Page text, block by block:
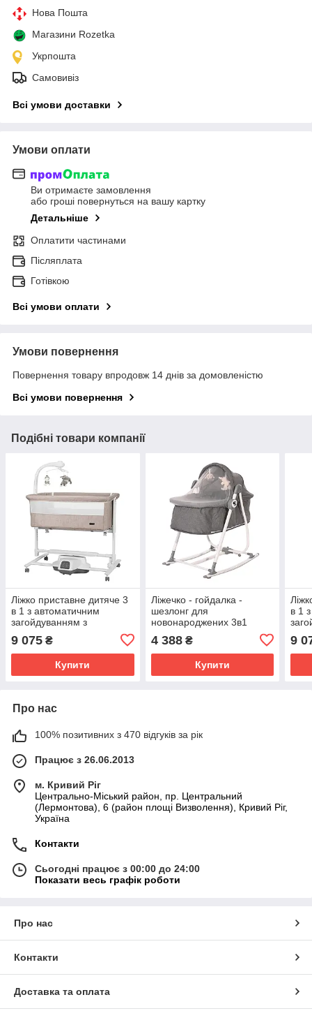
Нова Пошта
Магазини Rozetka
Укрпошта
Самовивіз
Всі умови доставки
Умови оплати
Ви отримаєте замовлення
або гроші повернуться на вашу картку
Детальніше
Оплатити частинами
Післяплата
Готівкою
Всі умови оплати
Умови повернення
Повернення товару впродовж 14 днів за домовленістю
Всі умови повернення
Подібні товари компанії
Ліжко приставне дитяче 3
в 1 з автоматичним
загойдуванням з
пректором Bloom Cream
Beige Carrello бежевий
9 075 ₴
Купити
Ліжечко - гойдалка -
шезлонг для
новонароджених 3в1
Alicante Grey з іграшками
Lorelli Сірий
4 388₴
Купити
в 1
9
Про нас
100% позитивних з 470 відгуків за рік
Працює з 26.06.2013
м. Кривий Ріг
Центрально-Міський район, пр. Центральний
(Лермонтова), 6 (район площі Визволення), Кривий Ріг,
Україна
Контакти
Сьогодні працює з 00:00 до 24:00
Показати весь графік роботи
Про нас
Контакти
Доставка та оплата